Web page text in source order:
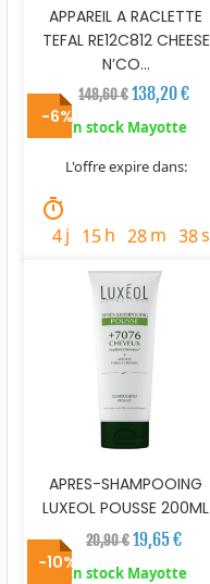
APPAREIL A RACLETTE
TEFAL RE12C812 CHEESE
N’CO...
148,60 €138,20 €
En stock Mayotte
L'offre expire dans:
timer
4j 15h 28m 37s
-6%
APRES-SHAMPOOING
LUXEOL POUSSE 200ML
20,90 €19,65 €
En stock Mayotte
-10%